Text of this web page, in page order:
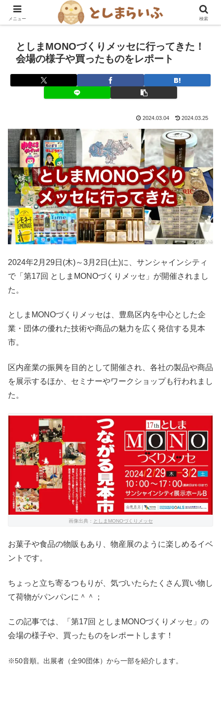
豊島区を楽しむ！グルメ・おでかけ情報ブログ
としまMONOづくりメッセに行ってきた！
会場の様子や買ったものをレポート
2024.03.04 2024.03.25
2024年2月29日(木)～3月2日(土)に、サンシャインシティ
で「第17回 としまMONOづくりメッセ」が開催されまし
た。
としまMONOづくりメッセは、豊島区内を中心とした企
業・団体の優れた技術や商品の魅力を広く発信する見本
市。
区内産業の振興を目的として開催され、各社の製品や商品
を展示するほか、セミナーやワークショップも行われまし
た。
画像出典： としまMONOづくりメッセ
お菓子や食品の物販もあり、物産展のように楽しめるイベ
ントです。
ちょっと立ち寄るつもりが、気づいたらたくさん買い物し
て荷物がパンパンに＾＾；
この記事では、「第17回 としまMONOづくりメッセ」の
会場の様子や、買ったものをレポートします！
※50音順。出展者（全90団体）から一部を紹介します。
メニュー 検索